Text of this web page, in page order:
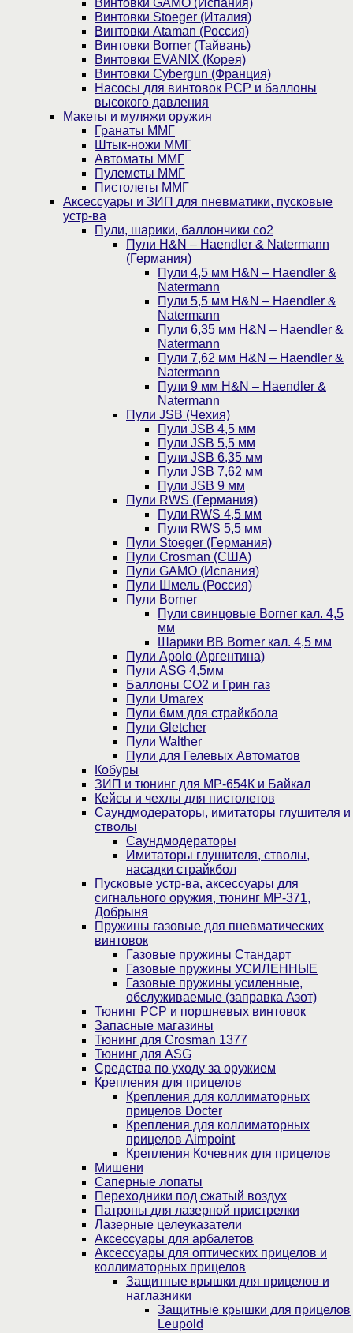
Винтовки Stoeger (Италия)
Винтовки Ataman (Россия)
Винтовки Borner (Тайвань)
Винтовки EVANIX (Корея)
Винтовки Cybergun (Франция)
Насосы для винтовок PCP и баллоны
высокого давления
Макеты и муляжи оружия
Гранаты ММГ
Штык-ножи ММГ
Автоматы ММГ
Пулеметы ММГ
Пистолеты ММГ
Аксессуары и ЗИП для пневматики, пусковые
устр-ва
Пули, шарики, баллончики со2
Пули H&N – Haendler & Natermann
(Германия)
Пули 4,5 мм H&N – Haendler &
Natermann
Пули 5,5 мм H&N – Haendler &
Natermann
Пули 6,35 мм H&N – Haendler &
Natermann
Пули 7,62 мм H&N – Haendler &
Natermann
Пули 9 мм H&N – Haendler &
Natermann
Пули JSB (Чехия)
Пули JSB 4,5 мм
Пули JSB 5,5 мм
Пули JSB 6,35 мм
Пули JSB 7,62 мм
Пули JSB 9 мм
Пули RWS (Германия)
Пули RWS 4,5 мм
Пули RWS 5,5 мм
Пули Stoeger (Германия)
Пули Crosman (США)
Пули GAMO (Испания)
Пули Шмель (Россия)
Пули Borner
Пули свинцовые Borner кал. 4,5
мм
Шарики BB Borner кал. 4,5 мм
Пули Apolo (Аргентина)
Пули ASG 4,5мм
Баллоны CO2 и Грин газ
Пули Umarex
Пули 6мм для страйкбола
Пули Gletcher
Пули Walther
Пули для Гелевых Автоматов
Кобуры
ЗИП и тюнинг для МР-654К и Байкал
Кейсы и чехлы для пистолетов
Саундмодераторы, имитаторы глушителя и
стволы
Саундмодераторы
Имитаторы глушителя, стволы,
насадки страйкбол
Пусковые устр-ва, аксессуары для
сигнального оружия, тюнинг МР-371,
Добрыня
Пружины газовые для пневматических
винтовок
Газовые пружины Стандарт
Газовые пружины УСИЛЕННЫЕ
Газовые пружины усиленные,
обслуживаемые (заправка Азот)
Тюнинг PCP и поршневых винтовок
Запасные магазины
Тюнинг для Crosman 1377
Тюнинг для ASG
Средства по уходу за оружием
Крепления для прицелов
Крепления для коллиматорных
прицелов Docter
Крепления для коллиматорных
прицелов Aimpoint
Крепления Кочевник для прицелов
Мишени
Саперные лопаты
Переходники под сжатый воздух
Патроны для лазерной пристрелки
Лазерные целеуказатели
Аксессуары для арбалетов
Аксессуары для оптических прицелов и
коллиматорных прицелов
Защитные крышки для прицелов и
наглазники
Защитные крышки для прицелов
Leupold